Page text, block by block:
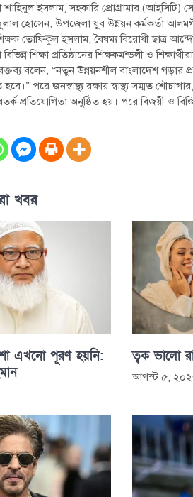
ইসলাম, সহকারি প্রোগ্রামার (আইসিটি)
দুলাল হোসেন, উপজেলা যুব উন্নয়ন কর্মকর্তা
তোফিকুল ইসলাম, বৈষম্য বিরোধী ছাত্র
শিক্ষা প্রতিষ্ঠানের শিক্ষকমন্ডলী ও
বলেন, “নতুন উন্নয়নশীল বাংলাদেশ
পরে জনস্বাস্থ্য রক্ষায় স্বাস্থ্য সম্মত
বিতর্ক প্রতিযোগিতা অনুষ্ঠিত হয়। পরে বিজয়ী ও
খবর
এখনো পূরণ হয়নি:
ত্বক ভালো
আগস্ট ৫,